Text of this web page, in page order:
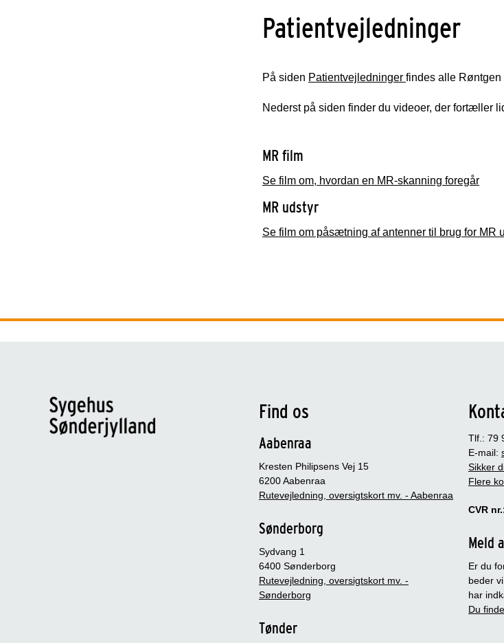
Patientvejledninger
På siden Patientvejledninger findes alle
Nederst på siden finder du videoer, der fortæller
MR film
Se film om, hvordan en MR-skanning foregår
MR udstyr
Se film om påsætning af antenner til brug for MR
Find os
Aabenraa
Kresten Philipsens Vej 15
6200 Aabenraa
Rutevejledning, oversigtskort mv. - Aabenraa
Sønderborg
Sydvang 1
6400 Sønderborg
Rutevejledning, oversigtskort mv. -
Sønderborg
Tønder
Tlf.: 79
E-mail:
Sikker
Flere
CVR
Meld
Er du
beder
har
Du